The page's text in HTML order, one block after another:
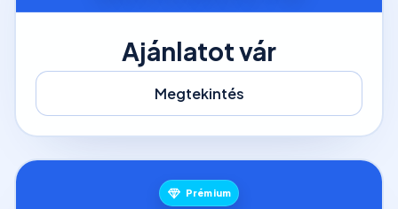
Ajánlatot vár
Megtekintés
Prémium